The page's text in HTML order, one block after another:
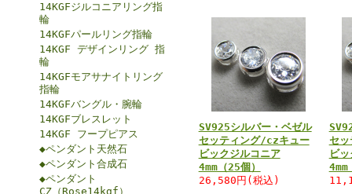
14KGFジルコニアリング指
輪
14KGFパールリング指輪
14KGF デザインリング 指
輪
14KGFモアサナイトリング
指輪
14KGFバングル・腕輪
14KGFブレスレット
14KGF フープピアス
◆ペンダント天然石
◆ペンダント合成石
◆ペンダント
CZ（Rose14kgf）
SV925シルバー・ベゼル
セッティング/czキュー
ビックジルコニア
4mm（25個）
26,580円(税込)
セ
ビ